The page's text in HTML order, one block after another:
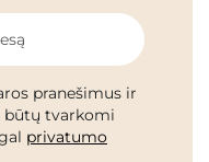
pranešimus ir
būtų tvarkomi
privatumo